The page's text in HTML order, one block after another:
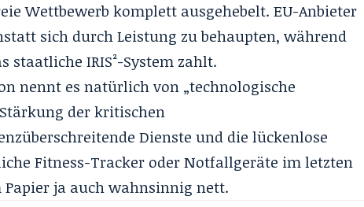
Wettbewerb komplett ausgehebelt. EU-Anbieter
sich durch Leistung zu behaupten, während
staatliche IRIS²-System zahlt.
nennt es natürlich von „technologische
der kritischen
Dienste und die lückenlose
Fitness-Tracker oder Notfallgeräte im letzten
ja auch wahnsinnig nett.